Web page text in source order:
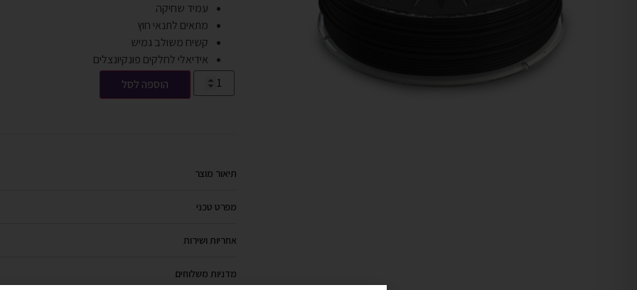
עמיד שחיקה
מתאים לתנאי חוץ
קשיח משולב גמיש
אידיאלי לחלקים פונקיונצלים
הוספה לסל
תיאור מוצר
מפרט טכני
אחריות ושירות
מדניות משלוחים